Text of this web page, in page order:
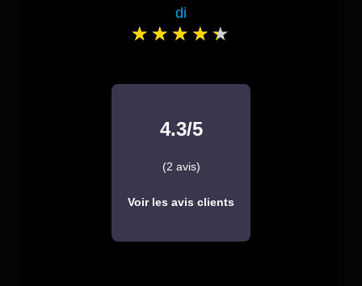
di
4.3/5
(2 avis)
Voir les avis clients